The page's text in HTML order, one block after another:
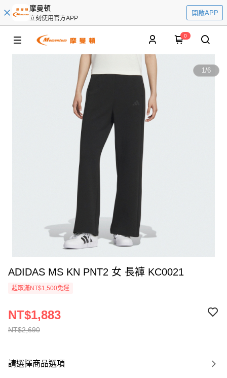
摩曼頓
立刻使用官方APP
開啟APP
0
1/6
ADIDAS MS KN PNT2 女 長褲 KC0021
超取滿NT$1,500免運
NT$2,690
NT$1,883
請選擇商品選項